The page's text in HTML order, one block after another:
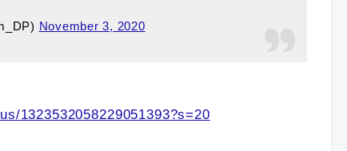
November 3, 2020
1323532058229051393?s=20